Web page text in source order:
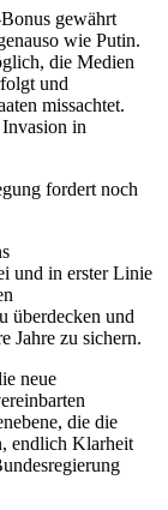
gewährt
wie Putin.
die Medien
und
missachtet.
in
fordert noch
und in erster Linie
überdecken und
Jahre zu sichern.
neue
die die
endlich Klarheit